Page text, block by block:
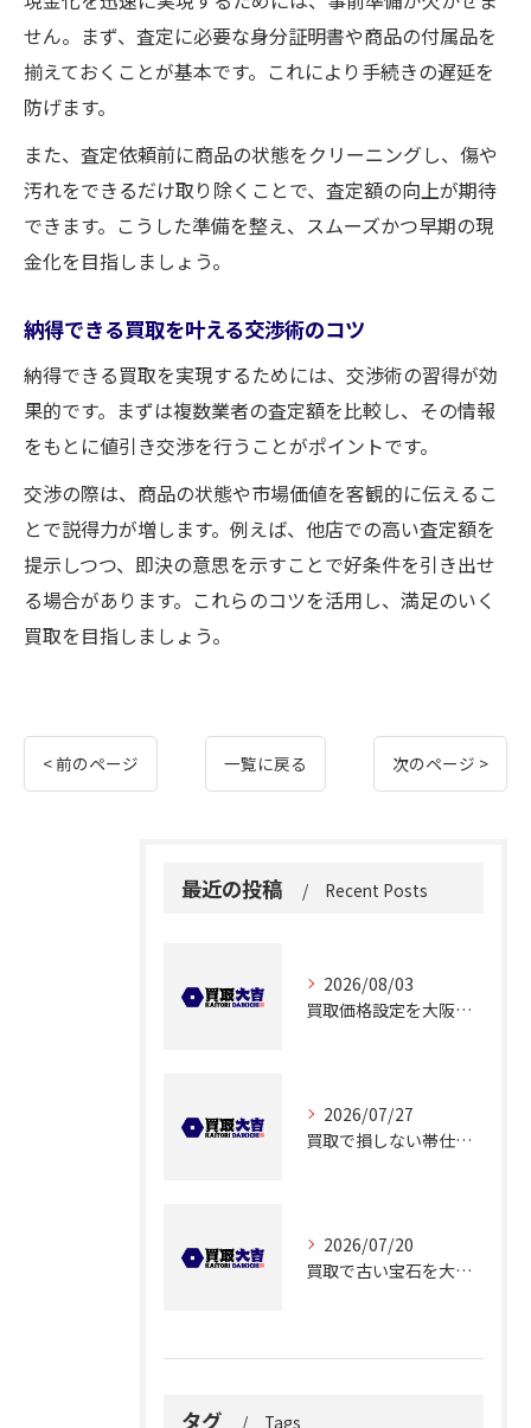
せん。まず、査定に必要な身分証明書や商品の付属品を
揃えておくことが基本です。これにより手続きの遅延を
防げます。
また、査定依頼前に商品の状態をクリーニングし、傷や
汚れをできるだけ取り除くことで、査定額の向上が期待
できます。こうした準備を整え、スムーズかつ早期の現
金化を目指しましょう。
納得できる買取を叶える交渉術のコツ
納得できる買取を実現するためには、交渉術の習得が効
果的です。まずは複数業者の査定額を比較し、その情報
をもとに値引き交渉を行うことがポイントです。
交渉の際は、商品の状態や市場価値を客観的に伝えるこ
とで説得力が増します。例えば、他店での高い査定額を
提示しつつ、即決の意思を示すことで好条件を引き出せ
る場合があります。これらのコツを活用し、満足のいく
買取を目指しましょう。
< 前のページ 一覧に戻る 次のページ >
最近の投稿 Recent Posts
2026/08/03
買取価格設定を大阪府大阪市都島区友渕町で適正に行うための相場確認ポイント
2026/07/27
買取で損しない帯仕立て品の査定ポイントと価格アップのコツ解説
2026/07/20
買取で古い宝石を大阪府大阪市都島区大東町で高く売るコツと査定ポイント徹底解説
タグ Tags